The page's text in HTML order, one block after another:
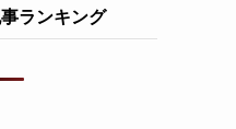
ランキング